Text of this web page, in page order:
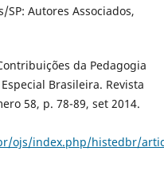
Autores Associados,
da Pedagogia
Brasileira. Revista
58, p. 78-89, set 2014.
ojs/index.php/histedbr/